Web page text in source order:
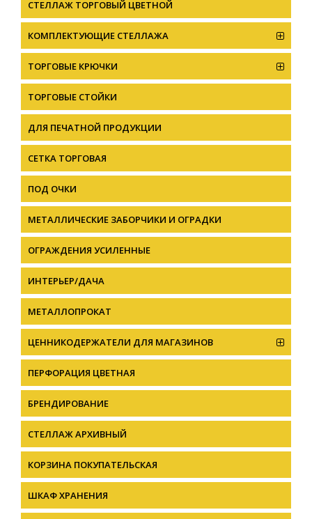
CТЕЛЛАЖ ТОРГОВЫЙ ЦВЕТНОЙ
КОМПЛЕКТУЮЩИЕ СТЕЛЛАЖА
ТОРГОВЫЕ КРЮЧКИ
ТОРГОВЫЕ СТОЙКИ
ДЛЯ ПЕЧАТНОЙ ПРОДУКЦИИ
СЕТКА ТОРГОВАЯ
ПОД ОЧКИ
МЕТАЛЛИЧЕСКИЕ ЗАБОРЧИКИ И ОГРАДКИ
ОГРАЖДЕНИЯ УСИЛЕННЫЕ
ИНТЕРЬЕР/ДАЧА
МЕТАЛЛОПРОКАТ
ЦЕННИКОДЕРЖАТЕЛИ ДЛЯ МАГАЗИНОВ
ПЕРФОРАЦИЯ ЦВЕТНАЯ
БРЕНДИРОВАНИЕ
СТЕЛЛАЖ АРХИВНЫЙ
КОРЗИНА ПОКУПАТЕЛЬСКАЯ
ШКАФ ХРАНЕНИЯ